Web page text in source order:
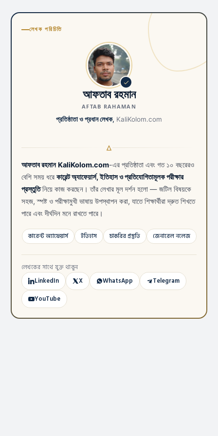
লেখক পরিচিতি
আফতাব রহমান
AFTAB RAHAMAN
প্রতিষ্ঠাতা ও প্রধান লেখক, KaliKolom.com
আফতাব রহমান KaliKolom.com-এর প্রতিষ্ঠাতা এবং গত ১০ বছরেরও
বেশি সময় ধরে কারেন্ট অ্যাফেয়ার্স, ইতিহাস ও প্রতিযোগিতামূলক পরীক্ষার
প্রস্তুতিনিয়ে কাজ করছেন। তাঁর লেখার মূল দর্শন হলো — জটিল বিষয়কে
সহজ, স্পষ্ট ও পরীক্ষামুখী ভাষায় উপস্থাপন করা, যাতে শিক্ষার্থীরা দ্রুত শিখতে
পারে এবং দীর্ঘদিন মনে রাখতে পারে।
কারেন্ট অ্যাফেয়ার্স ইতিহাস চাকরির প্রস্তুতি জেনারেল নলেজ
লেখকের সাথে যুক্ত থাকুন
LinkedIn X WhatsApp
Telegram
YouTube